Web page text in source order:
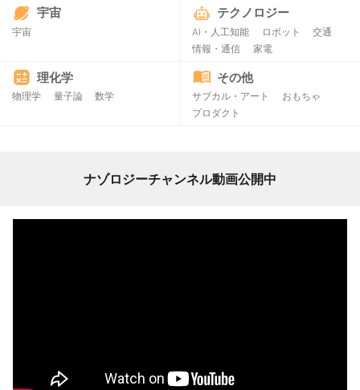
宇宙
宇宙
テクノロジー
AI・人工知能 ロボット
交通
情報・通信
家電
理化学
物理学 量子論 数学
その他
サブカル・アート
おもちゃ
プロダクト
ナゾロジーチャンネル動画公開中